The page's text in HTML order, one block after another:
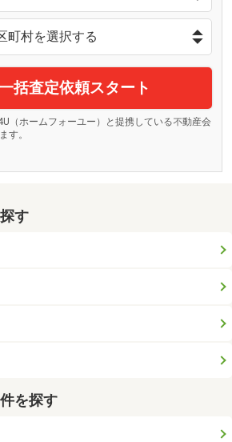
括査定依頼スタート
（ホームフォーユー）と提携している不動産会
す。
す
を探す